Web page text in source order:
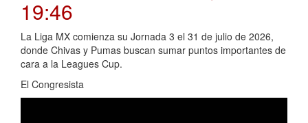
19:46
La Liga MX comienza su Jornada 3 el 31 de julio de 2026,
donde Chivas y Pumas buscan sumar puntos importantes de
cara a la Leagues Cup.
El Congresista